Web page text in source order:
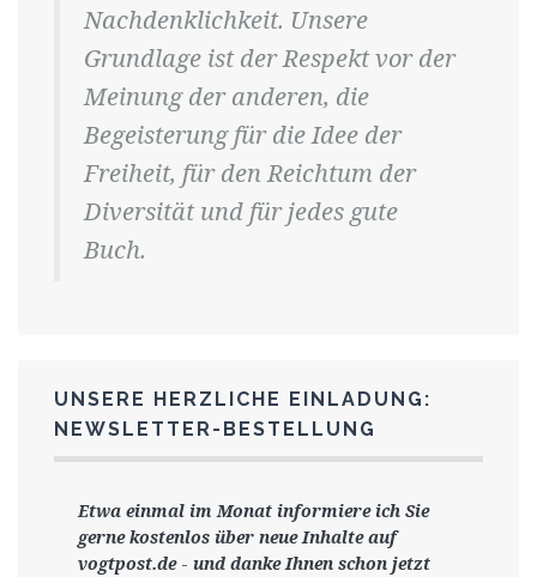
Nachdenklichkeit. Unsere
Grundlage ist der Respekt vor der
Meinung der anderen, die
Begeisterung für die Idee der
Freiheit, für den Reichtum der
Diversität und für jedes gute
Buch.
UNSERE HERZLICHE EINLADUNG:
NEWSLETTER-BESTELLUNG
Etwa einmal im Monat informiere ich Sie
gernekostenlos über neue Inhalte auf
vogtpost.de- und danke Ihnen schon jetzt